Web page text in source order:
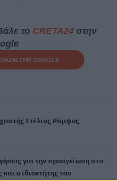
το CRETA24στην
ΣΤΗΝ GOOGLE
Στέλιος Ράμφος
για την προσγείωση στο
ο ιδιοκτήτης του